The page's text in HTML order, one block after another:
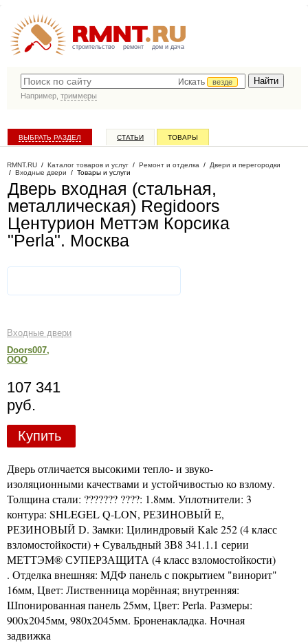
строительство ремонт дом и дача
Искать
везде
Например, триммеры
ВЫБРАТЬ РАЗДЕЛ СТАТЬИ ТОВАРЫ
RMNT.RU / Каталог товаров и услуг / Ремонт и отделка / Двери и перегородки
/ Входные двери / Товары и услуги
Дверь входная (стальная,
металлическая) Regidoors
Центурион Меттэм Корсика
"Perla". Москва
Входные двери
Doors007,
ООО
107 341
руб.
Купить
Дверь отличается высокими тепло- и звуко-
изоляционными качествами и устойчивостью ко взлому.
Толщина стали: ??????? ????: 1.8мм. Уплотнители: 3
контура: SHLEGEL Q-LON, РЕЗИНОВЫЙ E,
РЕЗИНОВЫЙ D. Замки: Цилиндровый Kale 252 (4 класс
взломостойкости) + Сувальдный ЗВ8 341.1.1 серии
МЕТТЭМ® СУПЕРЗАЩИТА (4 класс взломостойкости)
. Отделка внешняя: МДФ панель с покрытием "винорит"
16мм, Цвет: Лиственница морённая; внутренняя:
Шпонированная панель 25мм, Цвет: Perla. Размеры:
900x2045мм, 980x2045мм. Броненакладка. Ночная
задвижка